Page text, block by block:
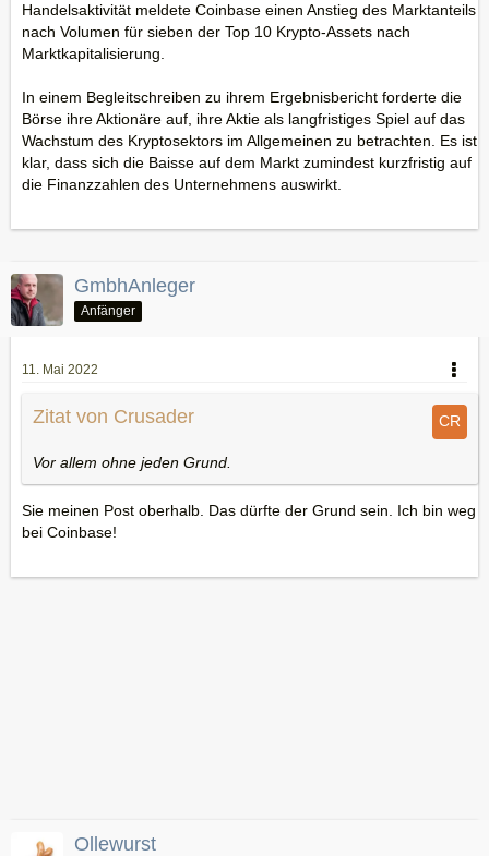
Handelsaktivität meldete Coinbase einen Anstieg des Marktanteils
nach Volumen für sieben der Top 10 Krypto-Assets nach
Marktkapitalisierung.
In einem Begleitschreiben zu ihrem Ergebnisbericht forderte die
Börse ihre Aktionäre auf, ihre Aktie als langfristiges Spiel auf das
Wachstum des Kryptosektors im Allgemeinen zu betrachten. Es ist
klar, dass sich die Baisse auf dem Markt zumindest kurzfristig auf
die Finanzzahlen des Unternehmens auswirkt.
GmbhAnleger
Anfänger
11. Mai 2022
Zitat von Crusader
Vor allem ohne jeden Grund.
Sie meinen Post oberhalb. Das dürfte der Grund sein. Ich bin weg
bei Coinbase!
Ollewurst